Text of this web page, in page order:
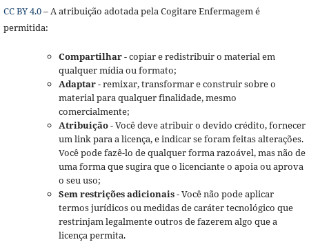
CC BY 4.0– A atribuição adotada pela Cogitare Enfermagem é
permitida:
Compartilhar- copiar e redistribuir o material em
qualquer mídia ou formato;
Adaptar- remixar, transformar e construir sobre o
material para qualquer finalidade, mesmo
comercialmente;
Atribuição- Você deve atribuir o devido crédito, fornecer
um link para a licença, e indicar se foram feitas alterações.
Você pode fazê-lo de qualquer forma razoável, mas não de
uma forma que sugira que o licenciante o apoia ou aprova
o seu uso;
Sem restrições adicionais- Você não pode aplicar
termos jurídicos ou medidas de caráter tecnológico que
restrinjam legalmente outros de fazerem algo que a
licença permita.